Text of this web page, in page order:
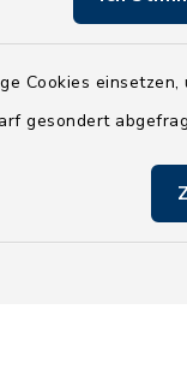
Cookies
gesondert